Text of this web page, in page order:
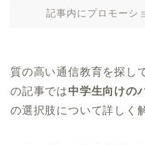
記事内にプロモーシ
質の高い通信教育を探し
の記事では中学生向けの
の選択肢について詳しく